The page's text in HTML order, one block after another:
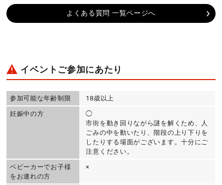
よくある質問 一覧ページへ
イベントご参加にあたり
参加可能な年齢制限 18歳以上
妊娠中の方
◯
市街を動き回りながら謎を解くため、人
ごみの中を動いたり、階段の上り下りを
したりする場面がございます。十分にご
注意ください。
ベビーカーでお子様
をお連れの方
×